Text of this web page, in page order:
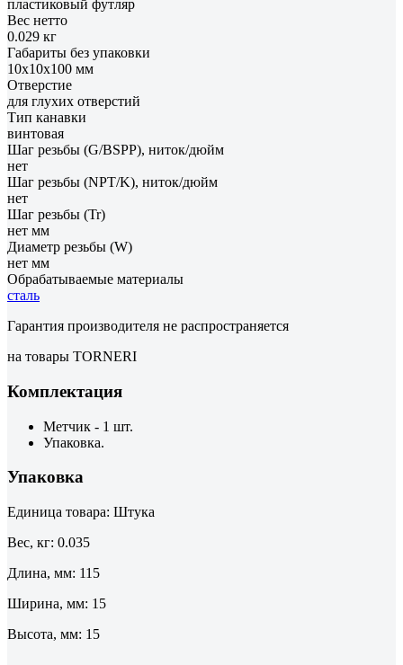
пластиковый футляр
Вес нетто
0.029 кг
Габариты без упаковки
10x10x100 мм
Отверстие
для глухих отверстий
Тип канавки
винтовая
Шаг резьбы (G/BSPP), ниток/дюйм
нет
Шаг резьбы (NPT/K), ниток/дюйм
нет
Шаг резьбы (Tr)
нет мм
Диаметр резьбы (W)
нет мм
Обрабатываемые материалы
сталь
Гарантия производителя не распространяется
на товары TORNERI
Комплектация
Метчик - 1 шт.
Упаковка.
Упаковка
Единица товара: Штука
Вес, кг: 0.035
Длина, мм: 115
Ширина, мм: 15
Высота, мм: 15